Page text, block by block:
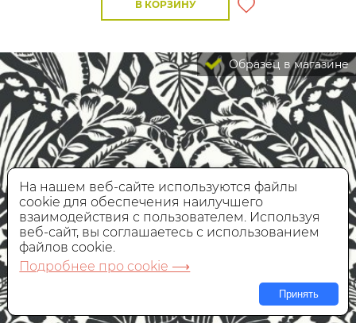
В КОРЗИНУ
Образец в магазине
На нашем веб-сайте используются файлы
cookie для обеспечения наилучшего
взаимодействия с пользователем. Используя
веб-сайт, вы соглашаетесь с использованием
файлов cookie.
Подробнее про cookie ⟶
Принять